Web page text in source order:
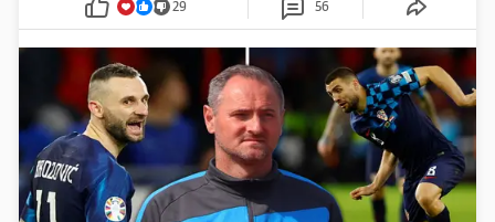
SUIGRAČI SA SP-A 2006.